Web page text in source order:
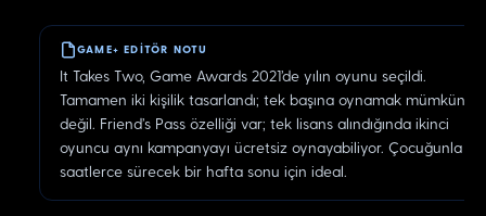
GAME+ EDITÖR NOTU
It Takes Two, Game Awards 2021'de yılın oyunu seçildi.
Tamamen iki kişilik tasarlandı; tek başına oynamak mümkün
değil. Friend's Pass özelliği var; tek lisans alındığında ikinci
oyuncu aynı kampanyayı ücretsiz oynayabiliyor. Çocuğunla
saatlerce sürecek bir hafta sonu için ideal.